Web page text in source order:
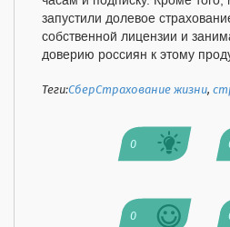
запустили долевое
собственной лицензии и
доверию россиян к этому
Теги:СберСтрахование жизни,
0
0